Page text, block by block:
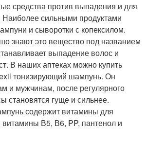
средства против выпадения и для
Наиболее сильными продуктами
и сыворотки с копексилом.
знают это вещество под названием
выпадение волос и
В наших аптеках можно купить
тонизирующий шампунь. Он
и мужчинам, после регулярного
становятся гуще и сильнее.
содержит витамины для
витамины В5, В6, PP, пантенол и